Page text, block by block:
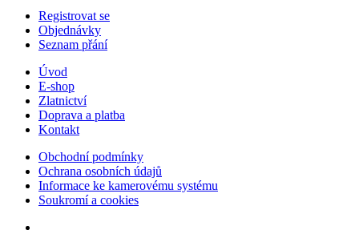
Registrovat se
Objednávky
Seznam přání
Úvod
E-shop
Zlatnictví
Doprava a platba
Kontakt
Obchodní podmínky
Ochrana osobních údajů
Informace ke kamerovému systému
Soukromí a cookies